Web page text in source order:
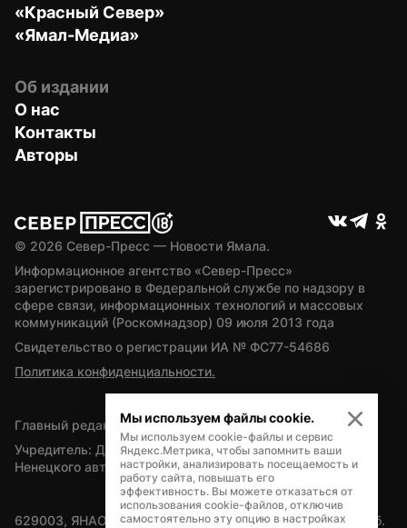
«Красный Север»
«Ямал-Медиа»
Об издании
О нас
Контакты
Авторы
© 2026 Север-Пресс — Новости Ямала.
Информационное агентство «Север-Пресс»
зарегистрировано в Федеральной службе по надзору в
сфере связи, информационных технологий и массовых
коммуникаций (Роскомнадзор) 09 июля 2013 года
Свидетельство о регистрации ИА № ФС77-54686
Политика конфиденциальности.
Главный редактор — А.Л. Поздеев
Учредитель: Департамент внутренней политики Ямало-
Ненецкого автономного округа
629003, ЯНАО, Салехард, мкр. Богдана Кнунянца, д.1, каб.
Мы используем файлы cookie.
Мы используем cookie-файлы и сервис
Яндекс.Метрика, чтобы запомнить ваши
настройки, анализировать посещаемость и
работу сайта, повышать его
эффективность. Вы можете отказаться от
использования cookie-файлов, отключив
самостоятельно эту опцию в настройках